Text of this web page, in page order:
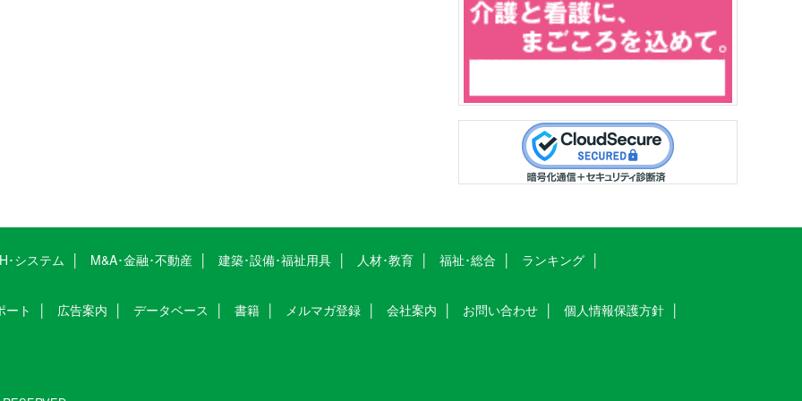
･システム M&A･金融･不動産 建築･設備･福祉用具 人材･教育 福祉･総合 ランキング
ート 広告案内 データベース 書籍 メルマガ登録 会社案内 お問い合わせ 個人情報保護方針